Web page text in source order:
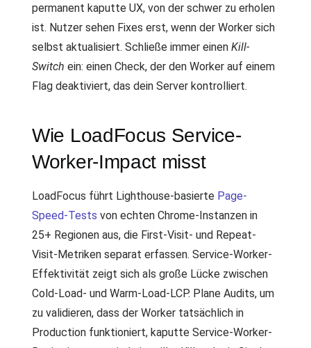
permanent kaputte UX, von der schwer zu erholen
ist. Nutzer sehen Fixes erst, wenn der Worker sich
selbst aktualisiert. Schließe immer einen Kill-
Switch ein: einen Check, der den Worker auf einem
Flag deaktiviert, das dein Server kontrolliert.
Wie LoadFocus Service-
Worker-Impact misst
LoadFocus führt Lighthouse-basierte Page-
Speed-Tests von echten Chrome-Instanzen in
25+ Regionen aus, die First-Visit- und Repeat-
Visit-Metriken separat erfassen. Service-Worker-
Effektivität zeigt sich als große Lücke zwischen
Cold-Load- und Warm-Load-LCP. Plane Audits, um
zu validieren, dass der Worker tatsächlich in
Production funktioniert, kaputte Service-Worker-